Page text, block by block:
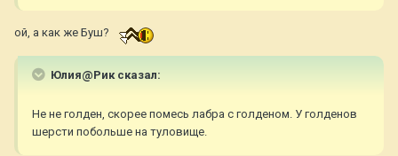
ой, а как же Буш?
Юлия@Рик сказал:
Не не голден, скорее помесь лабра с голденом. У голденов
шерсти побольше на туловище.